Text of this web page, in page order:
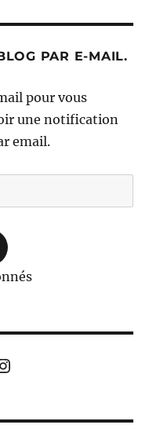
PAR E-MAIL.
pour vous
une notification
email.